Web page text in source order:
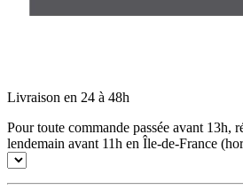
Livraison en 24 à 48h
Pour toute commande passée avant 13h,
lendemain avant 11h en Île-de-France